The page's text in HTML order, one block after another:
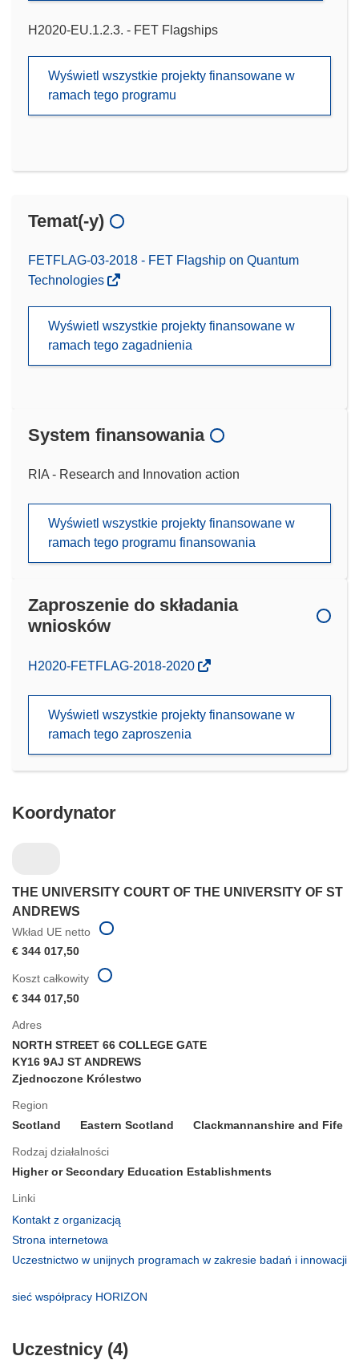
H2020-EU.1.2.3. - FET Flagships
Wyświetl wszystkie projekty finansowane w
ramach tego programu
Temat(-y)
FETFLAG-03-2018 - FET Flagship on Quantum
Technologies
Wyświetl wszystkie projekty finansowane w
ramach tego zagadnienia
System finansowania
RIA - Research and Innovation action
Wyświetl wszystkie projekty finansowane w
ramach tego programu finansowania
Zaproszenie do składania
wniosków
(odnośnik
nowym
H2020-FETFLAG-2018-2020
Wyświetl wszystkie projekty finansowane w
ramach tego zaproszenia
Koordynator
THE UNIVERSITY COURT OF THE UNIVERSITY OF ST
ANDREWS
Wkład UE netto
€ 344 017,50
Adres
NORTH STREET 66 COLLEGE GATE
KY16 9AJ ST ANDREWS
Zjednoczone Królestwo
Region
Scotland
Eastern Scotland Clackmannanshire and Fife
Rodzaj działalności
Higher or Secondary Education Establishments
Linki
Kontakt z organizacją
oknie)
Strona internetowa
otworzy
Uczestnictwo w unijnych programach w zakresie badań i innowacji
otworzy
nowym
sieć współpracy HORIZON
Koszt całkowity
€ 344 017,50
Uczestnicy (4)